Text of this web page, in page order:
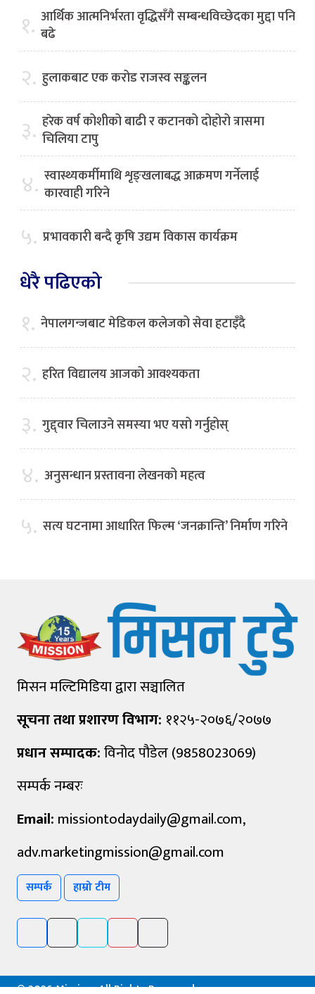
१. आर्थिक आत्मनिर्भरता वृद्धिसँगै सम्बन्धविच्छेदका मुद्दा पनि
बढे
२. हुलाकबाट एक करोड राजस्व सङ्कलन
३. हरेक वर्ष कोशीको बाढी र कटानको दोहोरो त्रासमा
चिलिया टापु
४. स्वास्थ्यकर्मीमाथि शृङ्खलाबद्ध आक्रमण गर्नेलाई
कारवाही गरिने
५. प्रभावकारी बन्दै कृषि उद्यम विकास कार्यक्रम
धेरै पढिएको
१. नेपालगन्जबाट मेडिकल कलेजको सेवा हटाइँदै
२. हरित विद्यालय आजको आवश्यकता
३. गुद्द्वार चिलाउने समस्या भए यसो गर्नुहोस्
४. अनुसन्धान प्रस्तावना लेखनको महत्व
५. सत्य घटनामा आधारित फिल्म ‘जनक्रान्ति’ निर्माण गरिने
मिसन मल्टिमिडिया द्वारा सञ्चालित
सूचना तथा प्रशारण विभाग: ११२५-२०७६/२०७७
प्रधान सम्पादक:विनोद पौडेल (9858023069)
सम्पर्क नम्बरः
Email: missiontodaydaily@gmail.com,
adv.marketingmission@gmail.com
सम्पर्क हाम्रो टीम
©2026 Mission, All Rights Reserved.